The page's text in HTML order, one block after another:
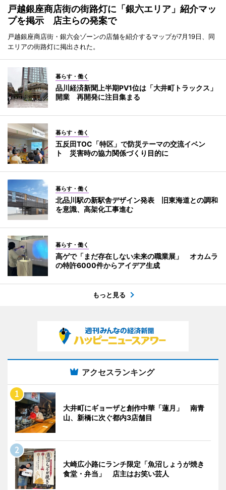
戸越銀座商店街の街路灯に「銀六エリア」紹介マッ
プを掲示 店主らの発案で
戸越銀座商店街・銀六会ゾーンの店舗を紹介するマップが7月19日、同
エリアの街路灯に掲出された。
暮らす・働く
品川経済新聞上半期PV1位は「大井町トラックス」
開業 再開発に注目集まる
暮らす・働く
五反田TOC「特区」で防災テーマの交流イベン
ト 災害時の協力関係づくり目的に
暮らす・働く
北品川駅の新駅舎デザイン発表 旧東海道との調和
を意識、高架化工事進む
暮らす・働く
高ゲで「まだ存在しない未来の職業展」 オカムラ
の特許6000件からアイデア生成
もっと見る
アクセスランキング
大井町にギョーザと創作中華「蓮月」 南青
山、新橋に次ぐ都内3店舗目
大崎広小路にランチ限定「魚沼しょうが焼き
食堂・弁当」 店主はお笑い芸人